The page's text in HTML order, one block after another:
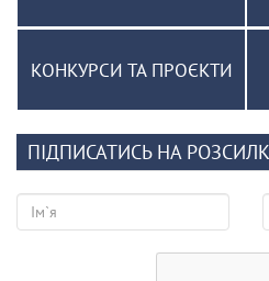
КОНКУРСИ ТА ПРОЄКТИ
ПІДПИСАТИСЬ НА